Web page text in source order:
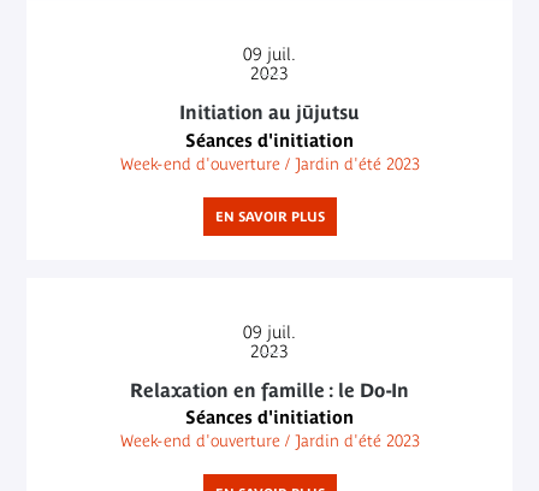
09 juil.
2023
Initiation au jūjutsu
Séances d'initiation
Week-end d'ouverture / Jardin d'été 2023
EN SAVOIR PLUS
09 juil.
2023
Relaxation en famille : le Do-In
Séances d'initiation
Week-end d'ouverture / Jardin d'été 2023